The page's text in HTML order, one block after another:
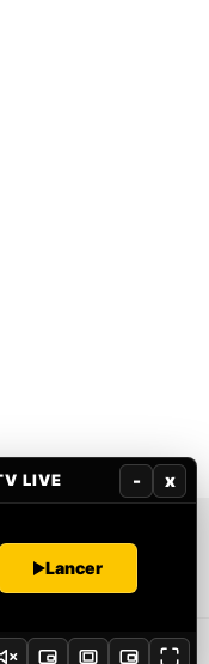
Google Play
Mentions légales
LIVE - x
Lancer